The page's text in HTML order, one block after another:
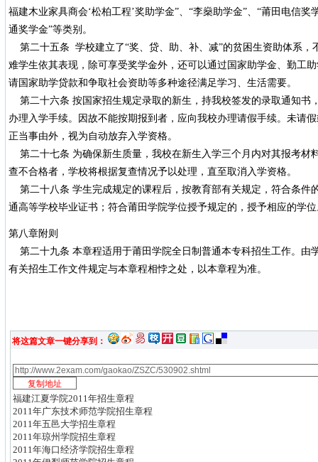
福建木业家具商会‘松柏工程’奖助学金”、“李燊助学金”、“莆田电信奖
通奖学金”等类别。
第二十五条 学校建立了“奖、贷、助、补、减”的贫困生资助体系，
难学生依其表现，除可享受奖学金外，还可以通过国家助学金、勤工
请国家助学贷款和争取社会资助等多种途径满足学习、生活需要。
第二十六条 按国家招生规定录取的新生，持我校签发的录取通知书
办理入学手续。因故不能按期报到者，应向我校办理请假手续。未请
正当事由外，视为自动放弃入学资格。
第二十七条 为确保新生质量，我校在新生入学三个月内对其报考材
查不合格者，学校将根据复查情况予以处理，直至取消入学资格。
第二十八条 学生完成规定的课程后，按教育部有关规定，符合条件
通高等学校毕业证书；符合莆田学院学位授予规定的，授予相应的学位
第八章附则
第二十九条 本章程适用于莆田学院全日制普通本专科招生工作。由
有关招生工作文件规定与本章程相悖之处，以本章程为准。
将这篇文章一键分享到：
福建江夏学院2011年招生章程
2011年广东技术师范学院招生章程
2011年五邑大学招生章程
2011年琼州学院招生章程
2011年海口经济学院招生章程